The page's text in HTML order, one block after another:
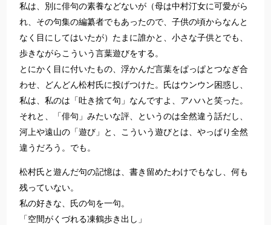
私は、別に俳句の素養などないが（母は中村汀女に可愛がら
れ、その句集の編纂者でもあったので、子供の頃からなんと
なく目にしてはいたが）たまに誰かと、小さな子供とでも、
歩きながらこういう言葉遊びをする。
とにかく目に付いたもの、浮かんだ言葉をぱっぱとつなぎ合
わせ、どんどん松村氏に投げつけた。氏はウンウン困惑し、
私は、私のは「吐き捨て句」なんですよ、アハハと笑った。
それと、「俳句」みたいな評、というのは全然違う話だし、
河上や遠山の「遊び」と、こういう遊びとは、やっぱり全然
違うだろう。でも。
松村氏と遊んだ句の記憶は、書き留めたわけでもなし、何も
残っていない。
私の好きな、氏の句を一句。
「空間がくづれる凍鶴歩き出し」